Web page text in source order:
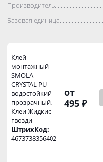
Базовая
Клей
монтажный
SMOLA
CRYSTAL PU
водостойкий
прозрачный.
Клеи Жидкие
гвозди
ШтрихКод:
4673738356402
от
495 ₽